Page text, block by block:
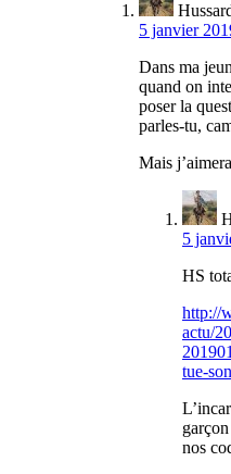
5 janvier
Dans ma
quand on
poser la
parles-tu,
Mais
5
HS
http://
actu/
tue-
nos